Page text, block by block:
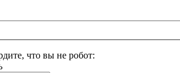
что вы не робот: